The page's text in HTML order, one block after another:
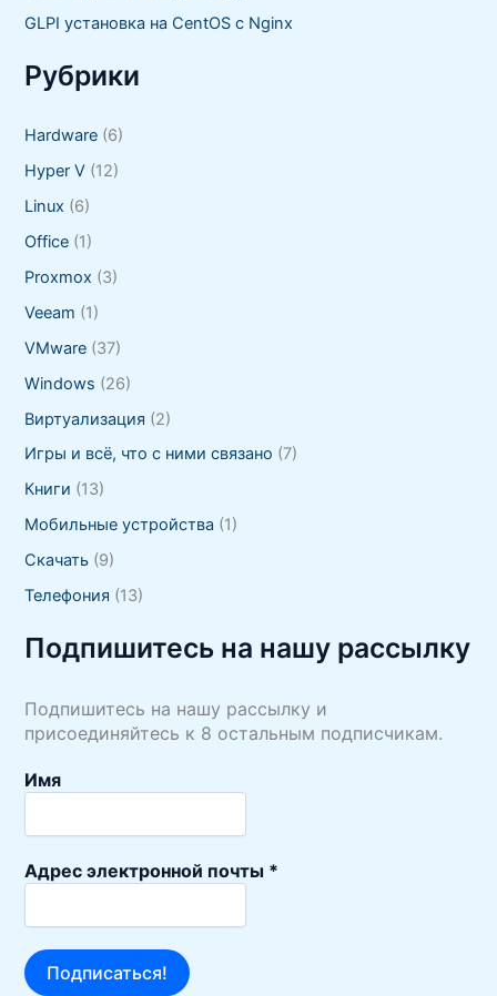
GLPI установка на CentOS с Nginx
Рубрики
Hardware (6)
Hyper V (12)
Linux (6)
Office (1)
Proxmox (3)
Veeam (1)
VMware (37)
Windows (26)
Виртуализация (2)
Игры и всё, что с ними связано (7)
Книги (13)
Мобильные устройства (1)
Скачать (9)
Телефония (13)
Подпишитесь на нашу рассылку
Подпишитесь на нашу рассылку и
присоединяйтесь к 8 остальным подписчикам.
Имя
Адрес электронной почты *